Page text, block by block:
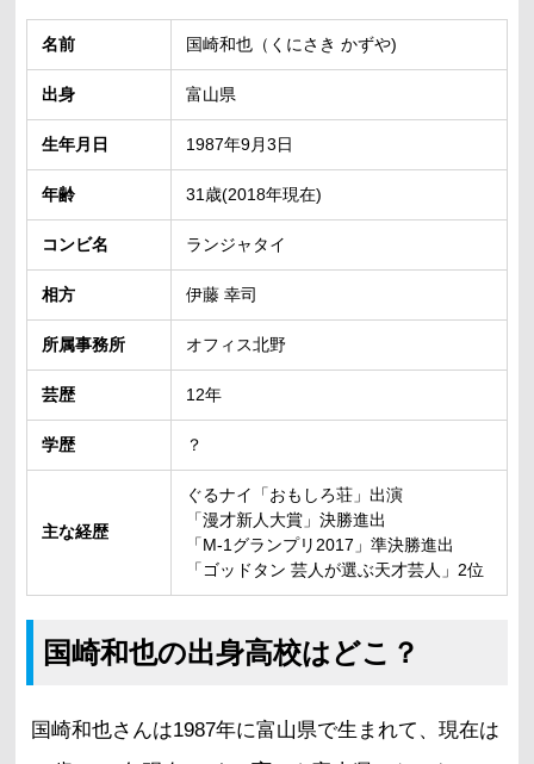
名前 国崎和也（くにさき かずや)
出身 富山県
生年月日 1987年9月3日
年齢 31歳(2018年現在)
コンビ名 ランジャタイ
相方 伊藤 幸司
所属事務所 オフィス北野
芸歴 12年
学歴 ？
主な経歴
ぐるナイ「おもしろ荘」出演
「漫才新人大賞」決勝進出
「M-1グランプリ2017」準決勝進出
「ゴッドタン 芸人が選ぶ天才芸人」2位
国崎和也の出身高校はどこ？
国崎和也さんは1987年に富山県で生まれて、現在は